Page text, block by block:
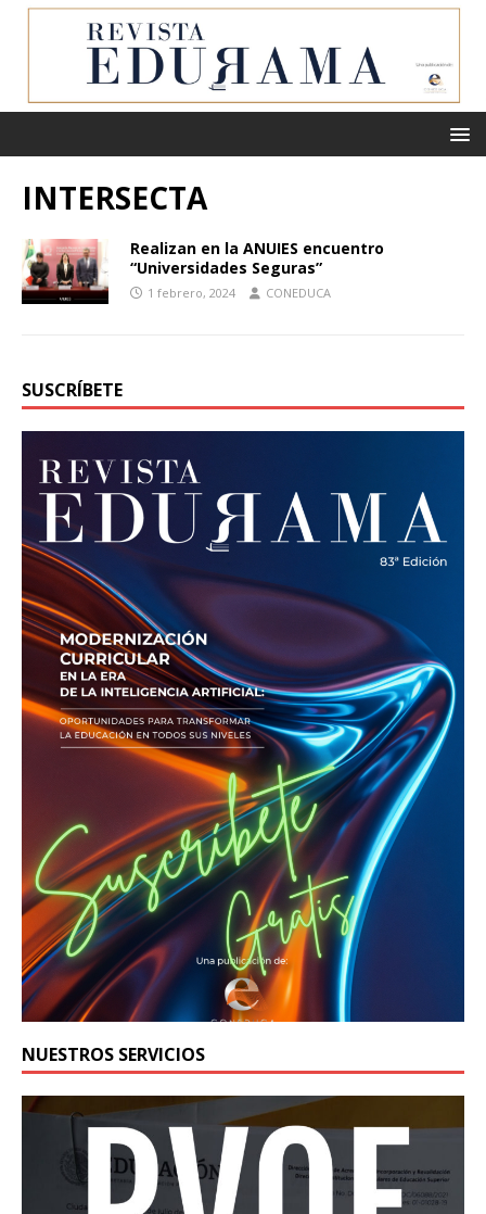
INTERSECTA
Realizan en la ANUIES encuentro
“Universidades Seguras”
1 febrero, 2024 CONEDUCA
SUSCRÍBETE
NUESTROS SERVICIOS